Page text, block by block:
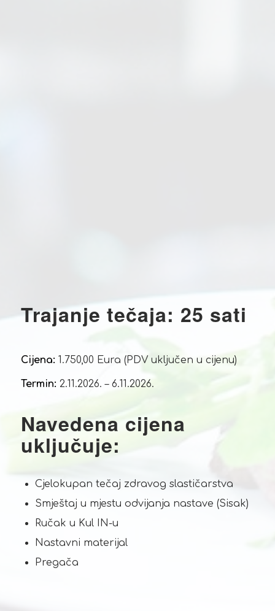
Trajanje tečaja: 25 sati
Cijena: 1.750,00 Eura (PDV uključen u cijenu)
Termin: 2.11.2026. – 6.11.2026.
Navedena cijena
uključuje:
Cjelokupan tečaj zdravog slastičarstva
Smještaj u mjestu odvijanja nastave (Sisak)
Ručak u Kul IN-u
Nastavni materijal
Pregača